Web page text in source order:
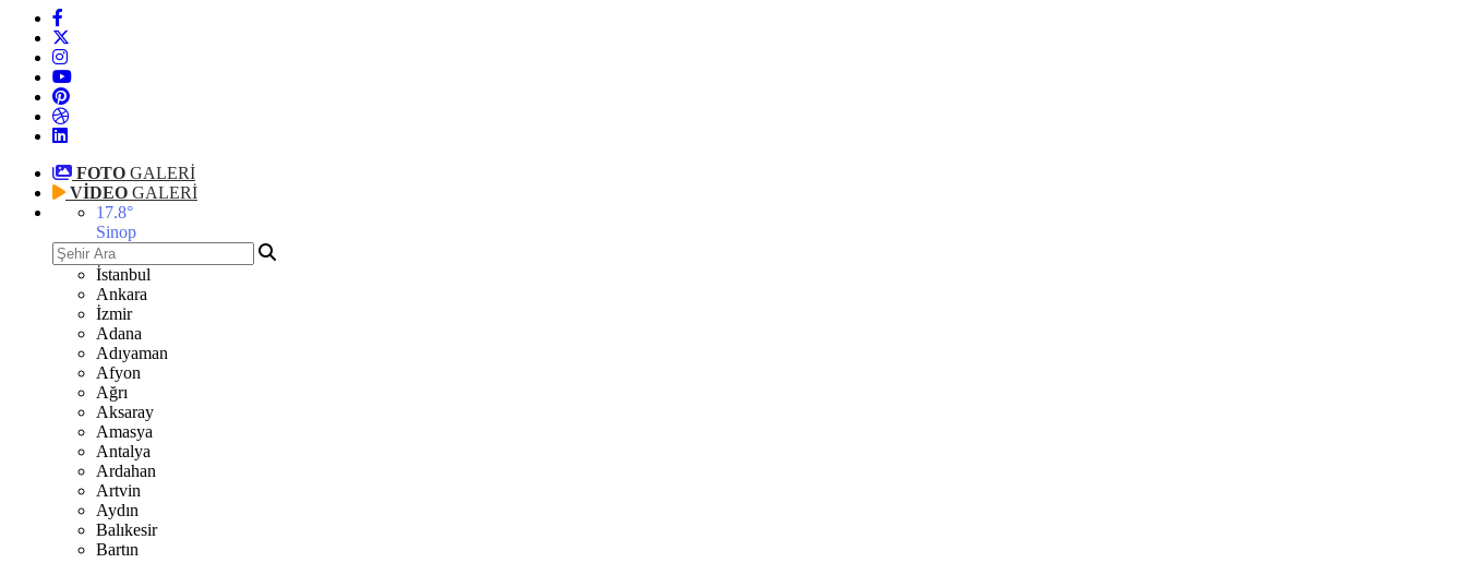
FOTO GALERİ
VİDEO GALERİ
17.8°
Sinop
İstanbul
Ankara
İzmir
Adana
Adıyaman
Afyon
Ağrı
Aksaray
Amasya
Antalya
Ardahan
Artvin
Aydın
Balıkesir
Bartın